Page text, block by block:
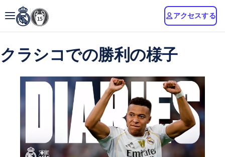
アクセスする
クラシコでの勝利の様子